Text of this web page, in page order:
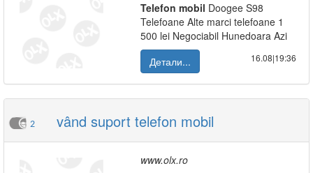
Telefon mobil Doogee S98
Telefoane Alte marci telefoane 1
500 lei Negociabil Hunedoara Azi
Детали...
16.08|19:36
2 vând suport telefon mobil
www.olx.ro